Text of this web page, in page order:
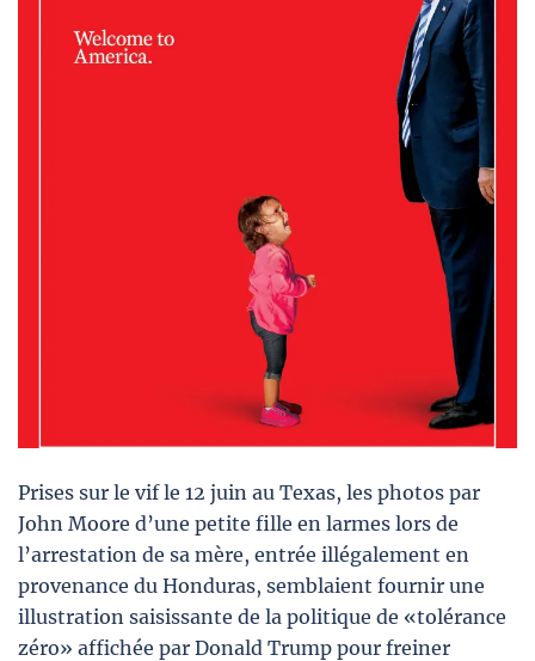
Prises sur le vif le 12 juin au Texas, les photos par
John Moore d’une petite fille en larmes lors de
l’arrestation de sa mère, entrée illégalement en
provenance du Honduras, semblaient fournir une
illustration saisissante de la politique de «tolérance
zéro» affichée par Donald Trump pour freiner